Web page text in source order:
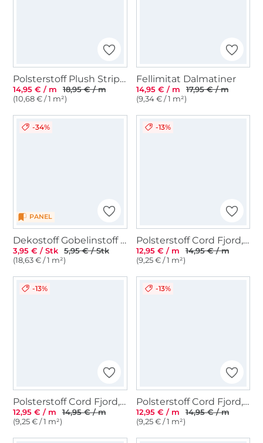
Polsterstoff Plush Stripes, hellgrau
14,95 € / m
18,95 € / m
(10,68 € / 1 m²)
Fellimitat Dalmatiner
14,95 € / m
17,95 € / m
(9,34 € / 1 m²)
PANEL
-34%
Dekostoff Gobelinstoff Panel African Woman, 46 x 46 cm
3,95 € / Stk
5,95 € / Stk
(18,63 € / 1 m²)
-13%
Polsterstoff Cord Fjord, hellbraun
12,95 € / m
14,95 € / m
(9,25 € / 1 m²)
-13%
Polsterstoff Cord Fjord, blassgrün
12,95 € / m
14,95 € / m
(9,25 € / 1 m²)
-13%
Polsterstoff Cord Fjord, blassrosa
12,95 € / m
14,95 € / m
(9,25 € / 1 m²)